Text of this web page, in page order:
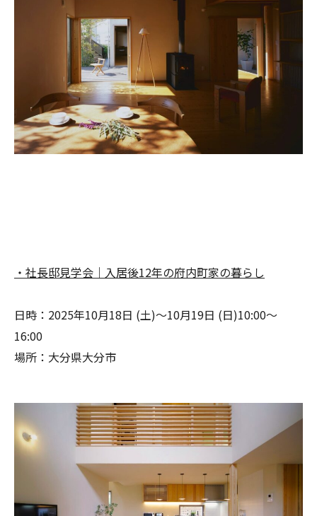
・社長邸見学会｜入居後12年の府内町家の暮らし
日時：2025年10月18日 (土)～10月19日 (日)10:00～
16:00
場所：大分県大分市